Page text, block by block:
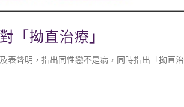
「拗直治療」
表聲明，指出同性戀不是病，同時指出「拗直治